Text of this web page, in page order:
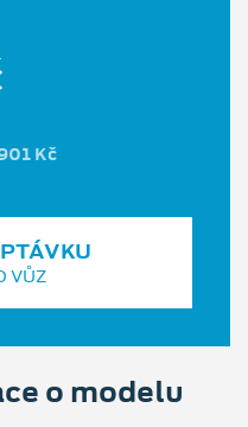
Kč
VŮZ
o modelu